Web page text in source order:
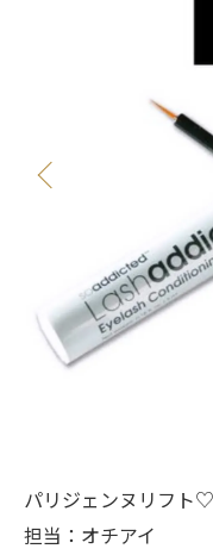
パリジェンヌリフト♡
担当：オチアイ